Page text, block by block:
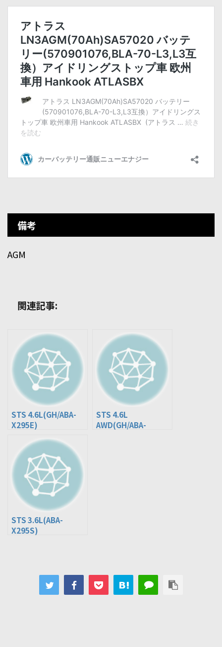
備考
AGM
関連記事:
STS 4.6L(GH/ABA-
X295E)
STS 4.6L
AWD(GH/ABA-
STS 3.6L(ABA-
X295S)